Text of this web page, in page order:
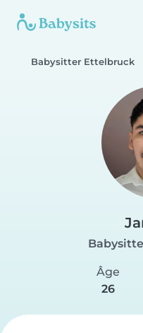
Babysitter Ettelbruck
Âge
26